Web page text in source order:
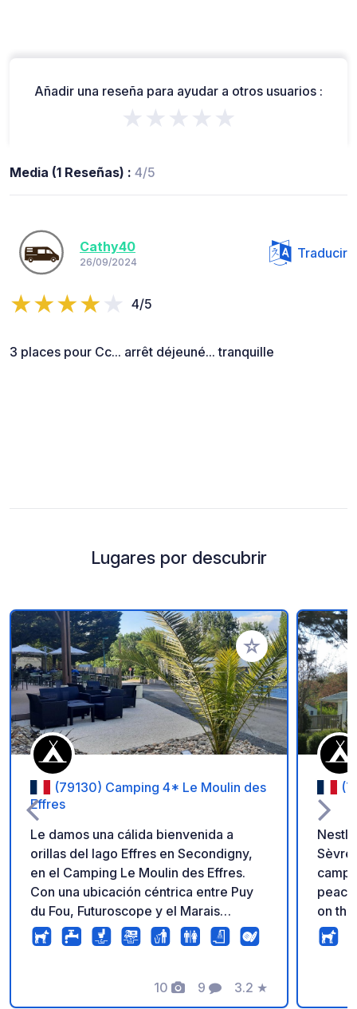
Añadir una reseña para ayudar a otros usuarios :
★★★★★
Media (1 Reseñas) : 4/5
Cathy40
26/09/2024
Traducir
4/5
3 places pour Cc... arrêt déjeuné... tranquille
Lugares por descubrir
Añadir a tus
(79130) Camping 4* Le Moulin des
Effres
Le damos una cálida bienvenida a
orillas del lago Effres en Secondigny,
en el Camping Le Moulin des Effres.
Con una ubicación céntrica entre Puy
du Fou, Futuroscope y el Marais
Poitevin, disfrute de un respiro en
nuestro verde entorno de 2 hectáreas.
sombreadas para tiendas de campaña,
10
Fotos
9
Comentarios
3.2
Calificación
★
on
into